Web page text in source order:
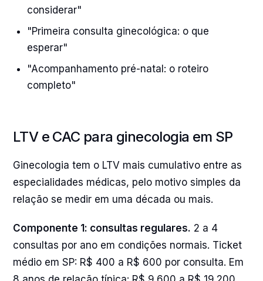
considerar"
"Primeira consulta ginecológica: o que
esperar"
"Acompanhamento pré-natal: o roteiro
completo"
LTV e CAC para ginecologia em SP
Ginecologia tem o LTV mais cumulativo entre as
especialidades médicas, pelo motivo simples da
relação se medir em uma década ou mais.
Componente 1: consultas regulares. 2 a 4
consultas por ano em condições normais. Ticket
médio em SP: R$ 400 a R$ 600 por consulta. Em